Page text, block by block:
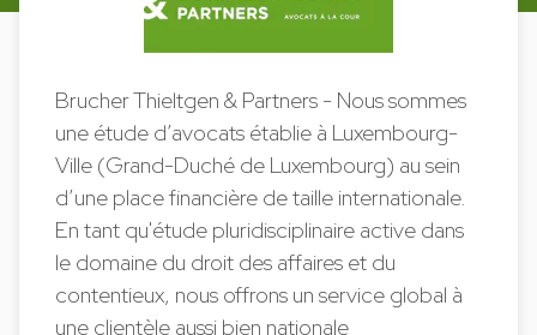
Brucher Thieltgen & Partners - Nous sommes
une étude d’avocats établie à Luxembourg-
Ville (Grand-Duché de Luxembourg) au sein
d’une place financière de taille internationale.
En tant qu'étude pluridisciplinaire active dans
le domaine du droit des affaires et du
contentieux, nous offrons un service global à
une clientèle aussi bien nationale